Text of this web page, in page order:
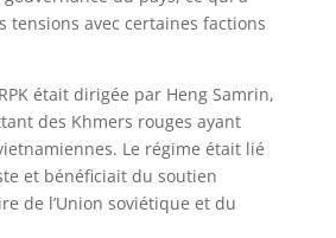
tensions avec certaines factions
était dirigée par Heng Samrin,
des Khmers rouges ayant
Le régime était lié
et bénéficiait du soutien
de l’Union soviétique et du